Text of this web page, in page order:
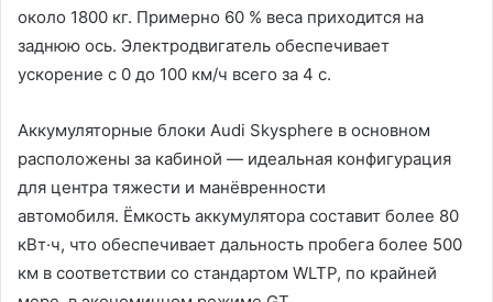
около 1800 кг. Примерно 60 % веса приходится на
заднюю ось. Электродвигатель обеспечивает
ускорение с 0 до 100 км/ч всего за 4 с.
Аккумуляторные блоки Audi Skysphere в основном
расположены за кабиной — идеальная конфигурация
для центра тяжести и манёвренности
автомобиля. Ёмкость аккумулятора составит более 80
кВт·ч, что обеспечивает дальность пробега более 500
км в соответствии со стандартом WLTP, по крайней